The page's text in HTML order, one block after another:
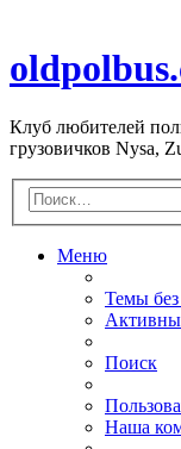
Клуб любителей
грузовичков Nysa,
Меню
Темы без
Поиск
Наша